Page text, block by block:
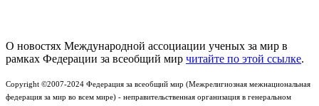
О новостях Международной ассоциации ученых за мир в
рамках Федерации за всеобщий мир читайте по этой ссылке.
Copyright ©2007-2024 Федерация за всеобщий мир (Межрелигиозная межнациональная
федерация за мир во всем мире) - неправительственная организация в генеральном